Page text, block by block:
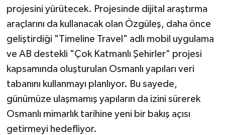
projesini yürütecek. Projesinde dijital araştırma
araçlarını da kullanacak olan Özgüleş, daha önce
geliştirdiği "Timeline Travel" adlı mobil uygulama
ve AB destekli "Çok Katmanlı Şehirler" projesi
kapsamında oluşturulan Osmanlı yapıları veri
tabanını kullanmayı planlıyor. Bu sayede,
günümüze ulaşmamış yapıların da izini sürerek
Osmanlı mimarlık tarihine yeni bir bakış açısı
getirmeyi hedefliyor.